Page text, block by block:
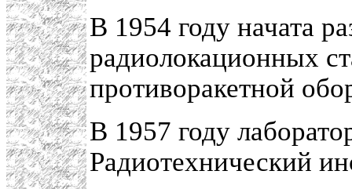
В 1954 году начата
радиолокационных
противоракетной
В 1957 году
Радиотехнический